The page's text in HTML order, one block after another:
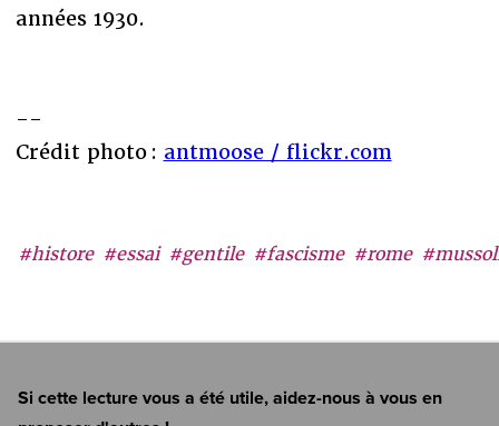
#histore #essai #gentile #fascisme #rome
années 1930.
--
Crédit photo : antmoose / flickr.com
Si cette lecture vous a été utile, aidez-nous à vous en